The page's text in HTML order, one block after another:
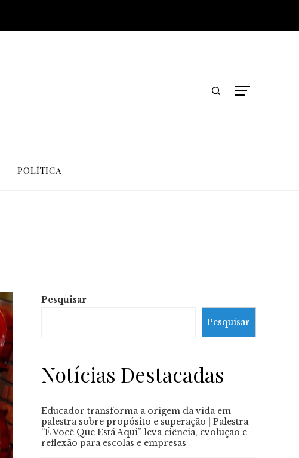
POLÍTICA
Pesquisar
Pesquisar
Notícias Destacadas
Educador transforma a origem da vida em
palestra sobre propósito e superação | Palestra
“É Você Que Está Aqui” leva ciência, evolução e
reflexão para escolas e empresas